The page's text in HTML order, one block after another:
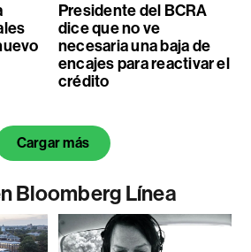
Presidente del BCRA
dice que no ve
necesaria una baja de
encajes para reactivar el
crédito
Cargar más
Bloomberg Línea